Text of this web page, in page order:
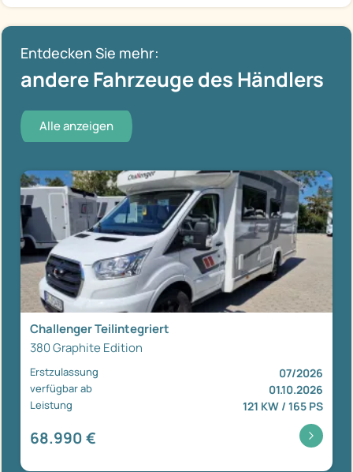
Entdecken Sie mehr:
andere Fahrzeuge des Händlers
Alle anzeigen
Challenger Teilintegriert
380 Graphite Edition
Erstzulassung 07/2026
verfügbar ab 01.10.2026
Leistung 121 KW / 165 PS
68.990 €